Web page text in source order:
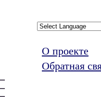
О проекте
Обратная